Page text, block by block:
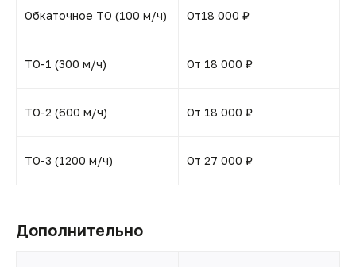
Обкаточное ТО (100 м/ч) От18 000 ₽
ТО-1 (300 м/ч) От 18 000 ₽
ТО-2 (600 м/ч) От 18 000 ₽
ТО-3 (1200 м/ч) От 27 000 ₽
Дополнительно